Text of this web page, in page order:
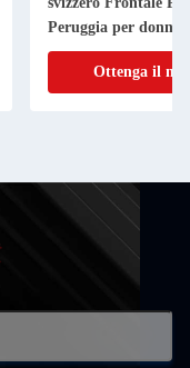
Peruggia per donne
Ottenga il